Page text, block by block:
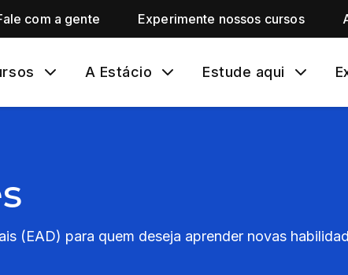
com a gente Experimente nossos cursos
A Estácio Estude aqui
(EAD) para quem deseja aprender novas